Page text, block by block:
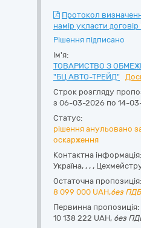
Протокол
намір укласти
Рішення підписано
Ім'я:
ТОВАРИСТВО З
"БЦ АВТО-ТРЕЙД"
Строк розгляду
з 06-03-2026 по 14-
Статус:
рішення анульовано
оскарження
Контактна інформація:
Україна, , , ,
Остаточна пропозиція:
8 099 000 UAH,без ПДВ
Первинна пропозиція:
10 138 222 UAH, без